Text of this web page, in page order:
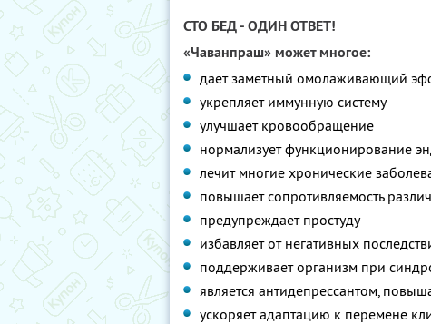
СТО БЕД - ОДИН ОТВЕТ!
«Чаванпраш» может многое:
дает заметный омолаживающий
укрепляет иммунную систему
улучшает кровообращение
нормализует функционирование
лечит многие хронические
повышает сопротивляемость
предупреждает простуду
избавляет от негативных
поддерживает организм при
является антидепрессантом,
ускоряет адаптацию к перемене